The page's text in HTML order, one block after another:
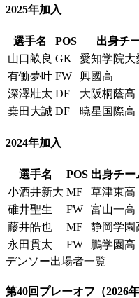
2025年加入
選手名 POS 出身チ
山口畝良 GK 愛知学院大
有働夢叶 FW 興國高
深澤壯太 DF 大阪桐蔭高
桒田大誠 DF 暁星国際高
2024年加入
選手名 POS 出身チー
小酒井新大 MF 草津東高
碓井聖生
FW 富山一高
藤井皓也
MF 静岡学園
永田貫太
FW 鵬学園高
デンソー出場者一覧
第40回プレーオフ （2026年